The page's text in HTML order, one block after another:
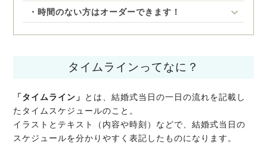
・時間のない方はオーダーできます！
タイムラインってなに？
「タイムライン」 とは、結婚式当日の一日の流れを記載し
たタイムスケジュールのこと。
イラストとテキスト（内容や時刻）などで、結婚式当日の
スケジュールを分かりやすく表記したものになります。